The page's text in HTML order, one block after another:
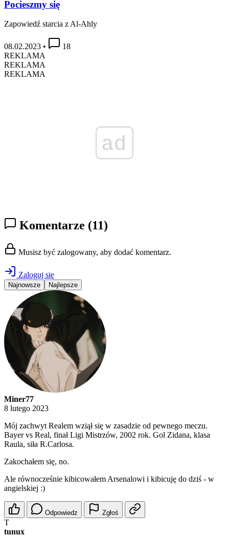
Pocieszmy się
Zapowiedź starcia z Al-Ahly
08.02.2023 •
18
REKLAMA
REKLAMA
REKLAMA
ad
Komentarze (11)
Musisz być zalogowany, aby dodać komentarz.
Zaloguj się
Najnowsze Najlepsze
Miner77
8 lutego 2023
Mój zachwyt Realem wziął się w zasadzie od pewnego meczu.
Bayer vs Real, finał Ligi Mistrzów, 2002 rok. Gol Zidana, klasa
Raula, siła R.Carlosa.
Zakochałem się, no.
Ale równocześnie kibicowałem Arsenalowi i kibicuję do dziś - w
angielskiej :)
Odpowiedz Zgłoś
T
tunux